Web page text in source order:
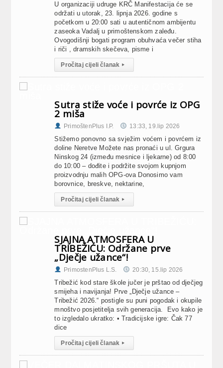
U organizaciji udruge KRČ Manifestacija će se
održati u utorak, 23. lipnja 2026. godine s
početkom u 20:00 sati u autentičnom ambijentu
zaseoka Vadalj u primoštenskom zaleđu.
Ovogodišnji bogati program obuhvaća večer stiha
i riči , dramskih skečeva, pisme i
Pročitaj cijeli članak ▸
Sutra stiže voće i povrće iz OPG
2 miša
PrimoštenPlus I.P. 13:33, 19.lip 2026
Stižemo ponovno sa svježim voćem i povrćem iz
doline Neretve Možete nas pronaći u ul. Grgura
Ninskog 24 (između mesnice i ljekarne) od 8:00
do 10:00 – dođite i podržite svojom kupnjom
proizvodnju malih OPG-ova Donosimo vam
borovnice, breskve, nektarine,
Pročitaj cijeli članak ▸
SJAJNA ATMOSFERA U
TRIBEŽIĆU: Održane prve
„Dječje užance“!
PrimostenPlus L.S. 20:30, 15.lip 2026
Tribežić kod stare škole jučer je prštao od dječjeg
smijeha i navijanja! Prve „Dječje užance –
Tribežić 2026.“ postigle su puni pogodak i okupile
mnoštvo posjetitelja svih generacija. Evo kako je
to izgledalo ukratko: • Tradicijske igre: Čak 77
dice
Pročitaj cijeli članak ▸